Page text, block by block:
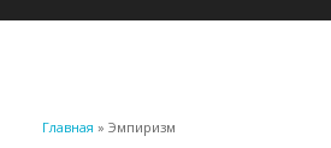
Вы здесь
Главная » Эмпиризм